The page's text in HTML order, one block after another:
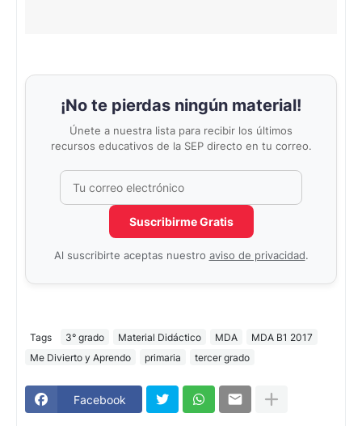
¡No te pierdas ningún material!
Únete a nuestra lista para recibir los últimos
recursos educativos de la SEP directo en tu correo.
No completar este campo
Suscribirme Gratis
Al suscribirte aceptas nuestro aviso de privacidad.
Tags 3° grado Material Didáctico MDA
MDA B1 2017
Me Divierto y Aprendo
primaria tercer grado
Facebook